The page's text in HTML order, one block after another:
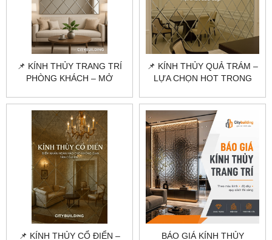
📌 KÍNH THỦY TRANG TRÍ
PHÒNG KHÁCH – MỞ
THẨM MỸ
📌 KÍNH THỦY QUẢ TRÁM –
LỰA CHỌN HOT TRONG
CẤP
📌 KÍNH THỦY CỔ ĐIỂN – BÁO GIÁ KÍNH THỦY